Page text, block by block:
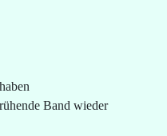
Band wieder